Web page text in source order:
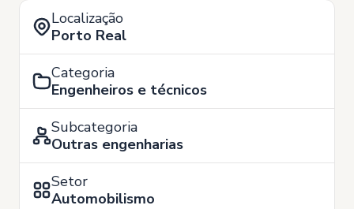
Localização
Porto Real
Categoria
Engenheiros e técnicos
Subcategoria
Outras engenharias
Setor
Automobilismo